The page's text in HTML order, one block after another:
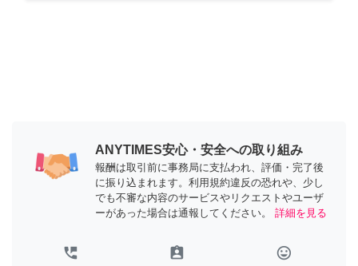
ANYTIMES安心・安全への取り組み
報酬は取引前に事務局に支払われ、評価・完了後
に振り込まれます。利用規約違反の恐れや、少し
でも不審な内容のサービスやリクエストやユーザ
ーがあった場合は通報してください。
詳細を見る
perm_phone_msg assignment_ind tag_faces